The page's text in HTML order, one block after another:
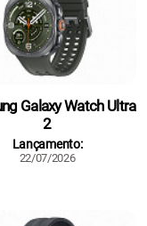
Galaxy Watch Ultra
2
Lançamento:
22/07/2026